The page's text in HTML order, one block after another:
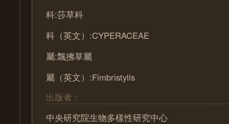
科:莎草科
科（英文）:CYPERACEAE
屬:飄拂草屬
屬（英文）:Fimbristylis
出版者：
中央研究院生物多樣性研究中心